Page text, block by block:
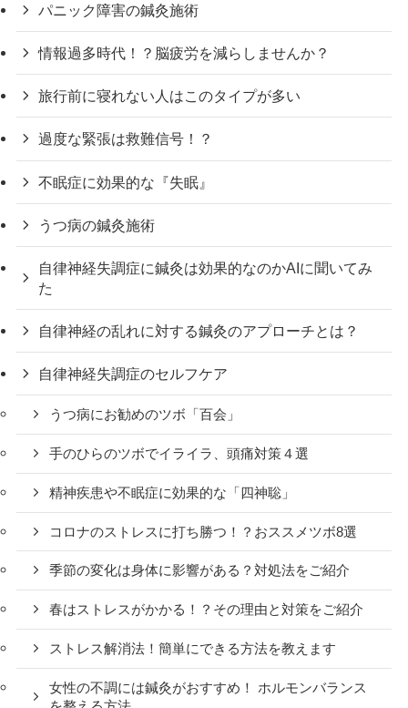
パニック障害の鍼灸施術
情報過多時代！？脳疲労を減らしませんか？
旅行前に寝れない人はこのタイプが多い
過度な緊張は救難信号！？
不眠症に効果的な『失眠』
うつ病の鍼灸施術
自律神経失調症に鍼灸は効果的なのかAIに聞いてみ
た
自律神経の乱れに対する鍼灸のアプローチとは？
自律神経失調症のセルフケア
うつ病にお勧めのツボ「百会」
手のひらのツボでイライラ、頭痛対策４選
精神疾患や不眠症に効果的な「四神聡」
コロナのストレスに打ち勝つ！？おススメツボ8選
季節の変化は身体に影響がある？対処法をご紹介
春はストレスがかかる！？その理由と対策をご紹介
ストレス解消法！簡単にできる方法を教えます
女性の不調には鍼灸がおすすめ！ ホルモンバランス